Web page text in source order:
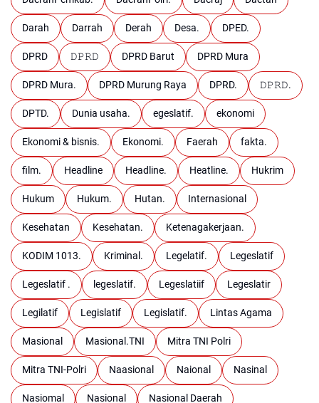
Darah Darrah Derah Desa. DPED.
DPRD 𝙳𝙿𝚁𝙳 DPRD Barut DPRD Mura
DPRD Mura. DPRD Murung Raya DPRD. 𝙳𝙿𝚁𝙳.
DPTD. Dunia usaha. egeslatif. ekonomi
Ekonomi & bisnis. Ekonomi. Faerah fakta.
film. Headline Headline. Heatline. Hukrim
Hukum Hukum. Hutan. Internasional
Kesehatan Kesehatan. Ketenagakerjaan.
KODIM 1013. Kriminal. Legelatif. Legeslatif
Legeslatif . legeslatif. Legeslatiif Legeslatir
Legilatif Legislatif Legislatif. Lintas Agama
Masional Masional.TNI Mitra TNI Polri
Mitra TNI-Polri Naasional Naional Nasinal
Nasiomal Nasional Nasional Daerah